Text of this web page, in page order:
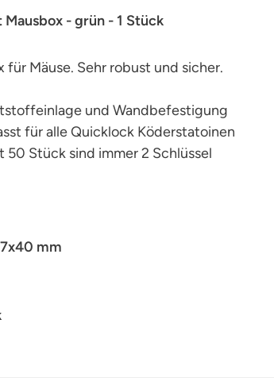
- grün - 1 Stück
Mäuse. Sehr robust und sicher.
und Wandbefestigung
für alle Quicklock Köderstatoinen
50 Stück sind immer 2 Schlüssel
mm